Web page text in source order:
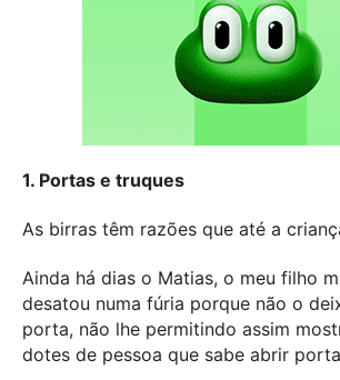
1. Portas e truques
As birras têm razões que até a
Ainda há dias o Matias, o meu filho
desatou numa fúria porque não o
porta, não lhe permitindo assim
dotes de pessoa que sabe abrir